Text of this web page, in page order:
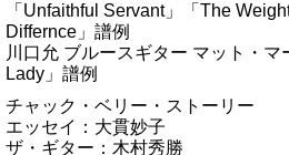
「Unfaithful Servant」「The
Differnce」譜例
川口允 ブルースギター マット・
Lady」譜例
チャック・ベリー・ストーリー
エッセイ：大貫妙子
ザ・ギター：木村秀勝